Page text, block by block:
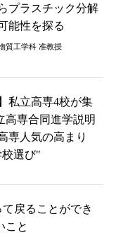
プラスチック分解
能性を探る
質工学科 准教授
私立高専4校が集
高専合同進学説明
専人気の高まり
校選び"
戻ることができ
こと